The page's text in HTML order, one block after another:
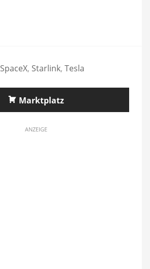
SpaceX, Starlink, Tesla
Marktplatz
ANZEIGE